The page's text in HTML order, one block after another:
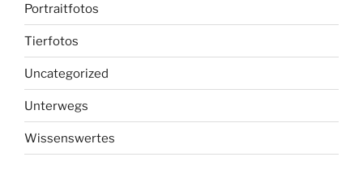
Portraitfotos
Tierfotos
Uncategorized
Unterwegs
Wissenswertes